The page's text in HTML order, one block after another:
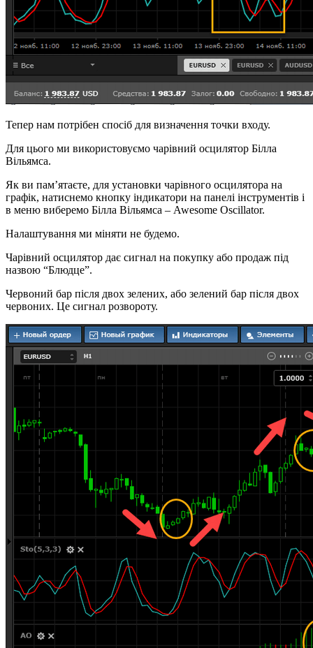
Тепер нам потрібен спосіб для визначення точки входу.
Для цього ми використовуємо чарівний осцилятор Білла
Вільямса.
Як ви пам’ятаєте, для установки чарівного осцилятора на
графік, натиснемо кнопку індикатори на панелі інструментів і
в меню виберемо Білла Вільямса – Awesome Oscillator.
Налаштування ми міняти не будемо.
Чарівний осцилятор дає сигнал на покупку або продаж під
назвою “Блюдце”.
Червоний бар після двох зелених, або зелений бар після двох
червоних. Це сигнал розвороту.